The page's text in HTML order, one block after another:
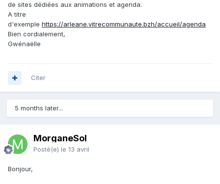
de sites dédiées aux animations et agenda.
A titre
d'exemple https://arleane.vitrecommunaute.bzh/accueil/agenda
Bien cordialement,
Gwénaëlle
Citer
5 months later...
MorganeSol
Posté(e) le 13 avril
Bonjour,